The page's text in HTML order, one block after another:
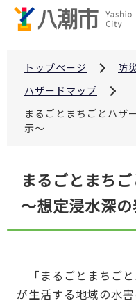
トップページ 防
ハザードマップ
まるごとまちごとハ
示～
まるごとまち
～想定浸水深
「まるごとまちご
が生活する地域の水